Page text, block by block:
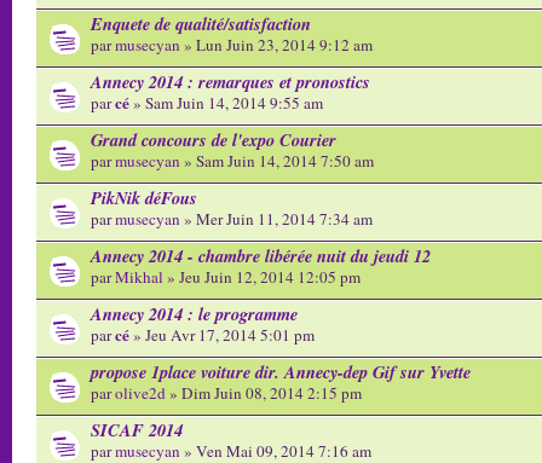
Enquete de qualité/satisfaction
parmusecyan » Lun Juin 23, 2014 9:12 am
Annecy 2014 : remarques et pronostics
parcé» Sam Juin 14, 2014 9:55 am
Grand concours de l'expo Courier
parmusecyan » Sam Juin 14, 2014 7:50 am
PikNik déFous
parmusecyan » Mer Juin 11, 2014 7:34 am
Annecy 2014 - chambre libérée nuit du jeudi 12
parMikhal » Jeu Juin 12, 2014 12:05 pm
Annecy 2014 : le programme
parcé» Jeu Avr 17, 2014 5:01 pm
propose 1place voiture dir. Annecy-dep Gif sur Yvette
parolive2d» Dim Juin 08, 2014 2:15 pm
SICAF 2014
parmusecyan » Ven Mai 09, 2014 7:16 am